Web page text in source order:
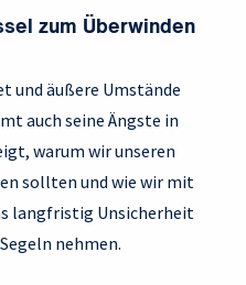
zum Überwinden
und äußere Umstände
auch seine Ängste in
warum wir unseren
sollten und wie wir mit
langfristig Unsicherheit
nehmen.